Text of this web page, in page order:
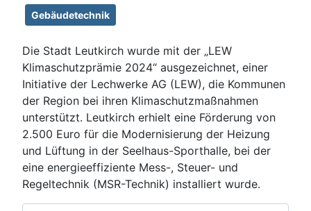
Gebäudetechnik
Die Stadt Leutkirch wurde mit der „LEW
Klimaschutzprämie 2024“ ausgezeichnet, einer
Initiative der Lechwerke AG (LEW), die Kommunen
der Region bei ihren Klimaschutzmaßnahmen
unterstützt. Leutkirch erhielt eine Förderung von
2.500 Euro für die Modernisierung der Heizung
und Lüftung in der Seelhaus-Sporthalle, bei der
eine energieeffiziente Mess-, Steuer- und
Regeltechnik (MSR-Technik) installiert wurde.